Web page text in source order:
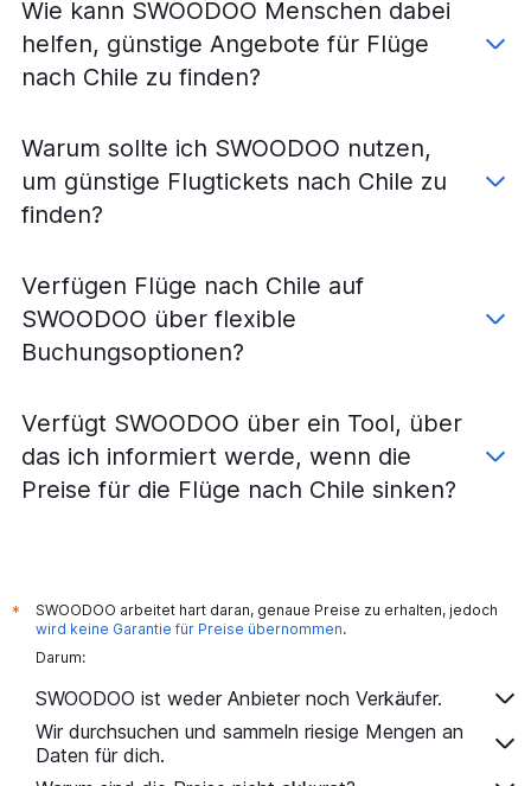
Wie kann SWOODOO Menschen dabei
helfen, günstige Angebote für Flüge
nach Chile zu finden?
Warum sollte ich SWOODOO nutzen,
um günstige Flugtickets nach Chile zu
finden?
Verfügen Flüge nach Chile auf
SWOODOO über flexible
Buchungsoptionen?
Verfügt SWOODOO über ein Tool, über
das ich informiert werde, wenn die
Preise für die Flüge nach Chile sinken?
*
SWOODOO arbeitet hart daran, genaue Preise zu erhalten, jedoch
wird keine Garantie für Preise übernommen.
Darum:
SWOODOO ist weder Anbieter noch Verkäufer.
Wir durchsuchen und sammeln riesige Mengen an
Daten für dich.